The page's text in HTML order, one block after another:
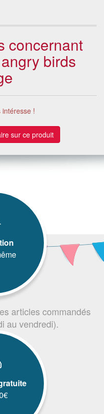
concernant
birds
intéresse !
sur ce produit
articles commandés
au vendredi).